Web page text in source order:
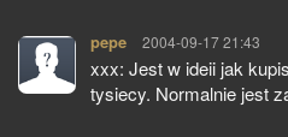
pepe pisze:
2004-09-17 21:43
xxx: Jest w ideii jak
tysiecy. Normalnie jest